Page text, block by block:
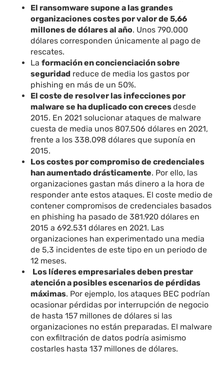
El ransomware supone a las grandes
organizaciones costes por valor de 5,66
millones de dólares al año. Unos 790.000
dólares corresponden únicamente al pago de
rescates.
Laformación en concienciación sobre
seguridad reduce de media los gastos por
phishing en más de un 50%.
El coste de resolver las infecciones por
malware se ha duplicado con crecesdesde
2015. En 2021 solucionar ataques de malware
cuesta de media unos 807.506 dólares en 2021,
frente a los 338.098 dólares que suponía en
2015.
Los costes por compromiso de credenciales
han aumentado drásticamente. Por ello, las
organizaciones gastan más dinero a la hora de
responder ante estos ataques. El coste medio de
contener compromisos de credenciales basados
en phishing ha pasado de 381.920 dólares en
2015 a 692.531 dólares en 2021. Las
organizaciones han experimentado una media
de 5,3 incidentes de este tipo en un periodo de
12 meses.
Los líderes empresariales deben prestar
atención a posibles escenarios de pérdidas
máximas. Por ejemplo, los ataques BEC podrían
ocasionar pérdidas por interrupción de negocio
de hasta 157 millones de dólares si las
organizaciones no están preparadas. El malware
con exfiltración de datos podría asimismo
costarles hasta 137 millones de dólares.